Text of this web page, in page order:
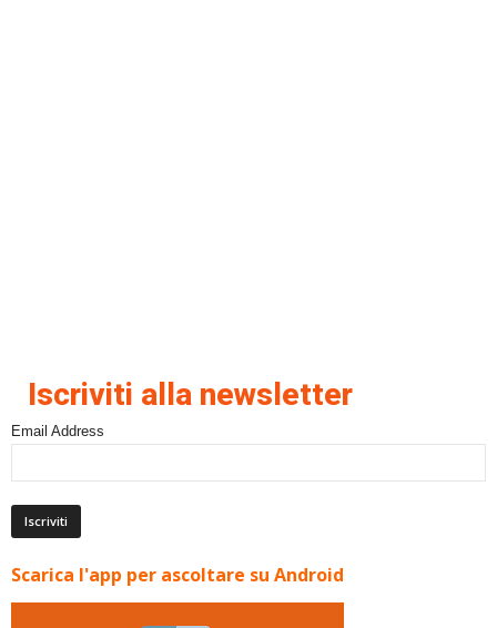
Iscriviti alla newsletter
Email Address
Scarica l'app per ascoltare su Android